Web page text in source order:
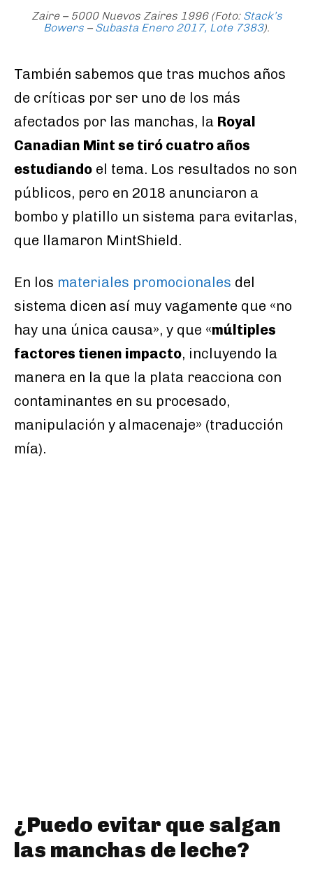
Zaire – 5000 Nuevos Zaires 1996(Foto: Stack’s
Bowers – Subasta Enero 2017, Lote 7383).
También sabemos que tras muchos años
de críticas por ser uno de los más
afectados por las manchas, la Royal
Canadian Mint se tiró cuatro años
estudiando el tema. Los resultados no son
públicos, pero en 2018 anunciaron a
bombo y platillo un sistema para evitarlas,
que llamaron MintShield.
En los materiales promocionales del
sistema dicen así muy vagamente que «no
hay una única causa», y que «múltiples
factores tienen impacto, incluyendo la
manera en la que la plata reacciona con
contaminantes en su procesado,
manipulación y almacenaje» (traducción
mía).
¿Puedo evitar que salgan
las manchas de leche?